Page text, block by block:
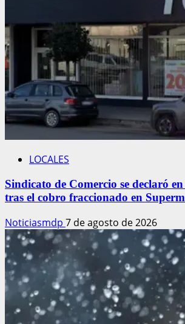
LOCALES
Sindicato de Comercio se declaró
tras el cobro fraccionado en
Noticiasmdp 7 de agosto de 2026